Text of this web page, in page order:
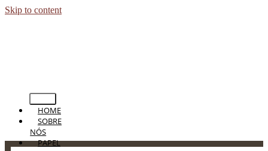
Skip to content
HOME
SOBRE
NÓS
PAPEL